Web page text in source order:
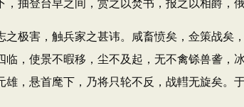
抽登台皁之间，赏之以焚书，报之以相爵，
害，触兵家之甚讳。咸畜愤矣，佥策战矣
，使景不暇移，尘不及起，无不禽铩兽詟，
，悬首麾下，乃将只轮不反，战轊无旋矣。